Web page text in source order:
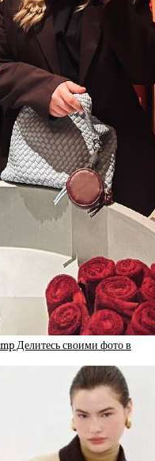
Делитесь своими фото в